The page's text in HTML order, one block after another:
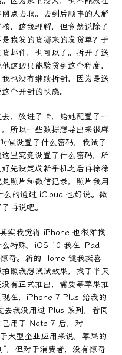
点去取。去到后顺丰的人解
，这我理解，但竟然说除了
我发的货哪来的发货单？于
邮件，也可以了。拆开了送
这边只能验货到这个程度，
也没有继续拆封，因为是送
个开封的快感。
，放进了卡，给她配置了一
所以一些数据想导出来很麻
候设置了什么密码，我试了
里究竟设置了什么密码，所
先设定成新手机之后再徐徐
照片和微信记录，照片我用
么的通过 iCloud 也好说。微
再说吧。
实我觉得 iPhone 也很难找
特殊，iOS 10 我在 iPad
奇。新的 Home 键我挺喜
照我想试试效果，找了半天
有正式推出，需要等苹果推
在，iPhone 7 Plus 给我的
我没用过 Plus 系列，看同
己用了 Note 7 后，对
大型企业应用来说，苹果的
，但对于消费者，没有惊奇